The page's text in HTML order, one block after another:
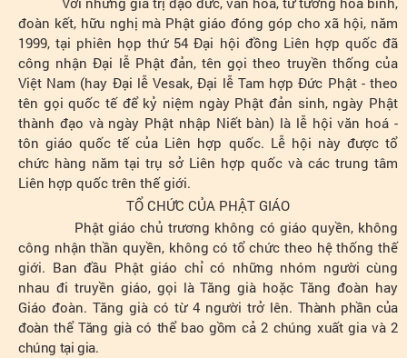
đoàn kết, hữu nghị mà Phật giáo đóng góp cho xã hội, năm
1999, tại phiên họp thứ 54 Đại hội đồng Liên hợp quốc đã
công nhận Đại lễ Phật đản, tên gọi theo truyền thống của
Việt Nam (hay Đại lễ Vesak, Đại lễ Tam hợp Đức Phật - theo
tên gọi quốc tế để kỷ niệm ngày Phật đản sinh, ngày Phật
thành đạo và ngày Phật nhập Niết bàn) là lễ hội văn hoá -
tôn giáo quốc tế của Liên hợp quốc. Lễ hội này được tổ
chức hàng năm tại trụ sở Liên hợp quốc và các trung tâm
Liên hợp quốc trên thế giới.
TỔ CHỨC CỦA PHẬT GIÁO
Phật giáo chủ trương không có giáo quyền, không
công nhận thần quyền, không có tổ chức theo hệ thống thế
giới. Ban đầu Phật giáo chỉ có những nhóm người cùng
nhau đi truyền giáo, gọi là Tăng già hoặc Tăng đoàn hay
Giáo đoàn. Tăng già có từ 4 người trở lên. Thành phần của
đoàn thể Tăng già có thể bao gồm cả 2 chúng xuất gia và 2
chúng tại gia.